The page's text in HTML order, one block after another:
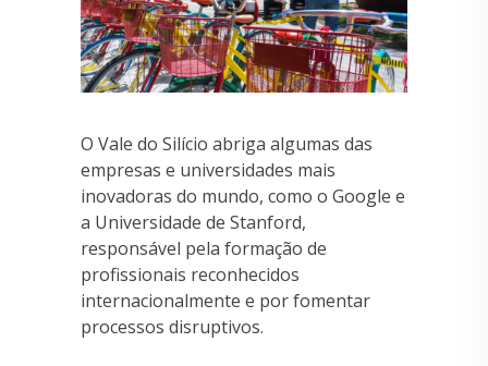
O Vale do Silício abriga algumas das
empresas e universidades mais
inovadoras do mundo, como o Google e
a Universidade de Stanford,
responsável pela formação de
profissionais reconhecidos
internacionalmente e por fomentar
processos disruptivos.